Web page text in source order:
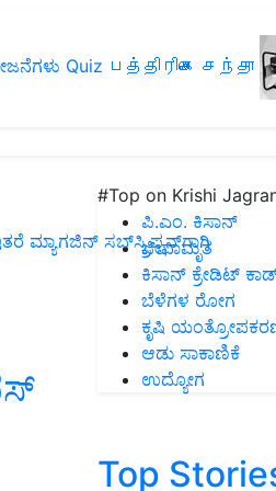
Quiz பத்திரிகை சந்தா
ಮ್ಯಾಗಜಿನ್‌ ಸಬ್‌ಸ್ಕ್ರಿಪ್ಷನ್‌ಗಾಗಿ
#Top on Krishi
ಪಿ.ಎಂ. ಕಿಸಾನ್
ಜೀವಾಮೃತ
ಕಿಸಾನ್ ಕ್ರೇಡಿಟ್
ಬೆಳೆಗಳ ರೋಗ
ಕೃಷಿ
ಆಡು ಸಾಕಾಣಿಕೆ
ಉದ್ಯೋಗ
Top